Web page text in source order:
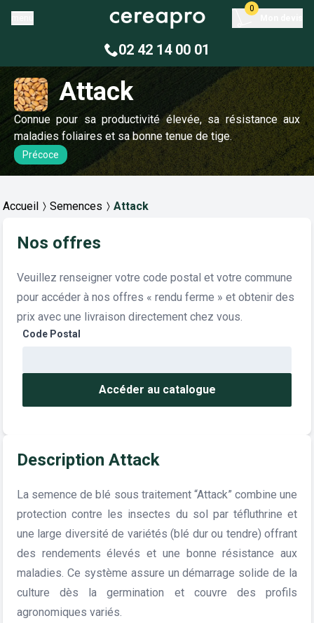
0
02 42 14 00 01
Attack
Connue pour sa productivité élevée, sa résistance aux
maladies foliaires et sa bonne tenue de tige.
Précoce
Accueil Semences Attack
Nos offres
Veuillez renseigner votre code postal et votre commune
pour accéder à nos offres « rendu ferme » et obtenir des
prix avec une livraison directement chez vous.
Code Postal
Accéder au catalogue
Description Attack
La semence de blé sous traitement “Attack” combine une
protection contre les insectes du sol par téfluthrine et
une large diversité de variétés (blé dur ou tendre) offrant
des rendements élevés et une bonne résistance aux
maladies. Ce système assure un démarrage solide de la
culture dès la germination et couvre des profils
agronomiques variés.